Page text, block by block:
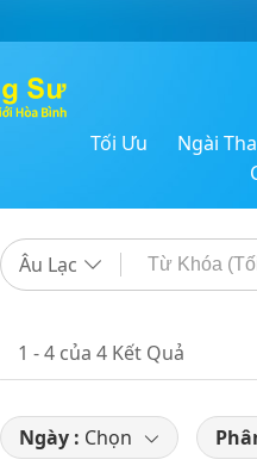
Tối Ưu Ngài
Âu Lạc
1 - 4 của 4 Kết Quả
Ngày : Chọn